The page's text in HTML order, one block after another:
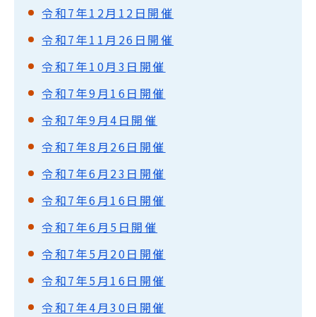
令和7年12月12日開催
令和7年11月26日開催
令和7年10月3日開催
令和7年9月16日開催
令和7年9月4日開催
令和7年8月26日開催
令和7年6月23日開催
令和7年6月16日開催
令和7年6月5日開催
令和7年5月20日開催
令和7年5月16日開催
令和7年4月30日開催